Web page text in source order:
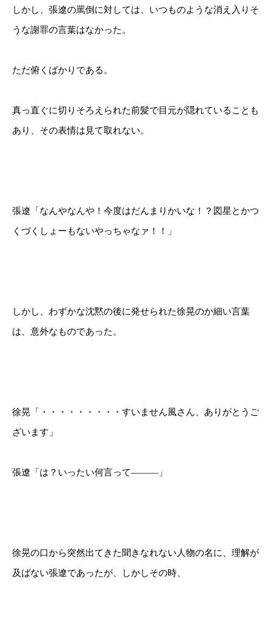
しかし、張遼の罵倒に対しては、いつものような消え入りそ
うな謝罪の言葉はなかった。
ただ俯くばかりである。
真っ直ぐに切りそろえられた前髪で目元が隠れていることも
あり、その表情は見て取れない。
張遼「なんやなんや！今度はだんまりかいな！？図星とかつ
くづくしょーもないやっちゃなァ！！」
しかし、わずかな沈黙の後に発せられた徐晃のか細い言葉
は、意外なものであった。
徐晃「・・・・・・・・・すいません風さん、ありがとうご
ざいます」
張遼「は？いったい何言って―――」
徐晃の口から突然出てきた聞きなれない人物の名に、理解が
及ばない張遼であったが、しかしその時、